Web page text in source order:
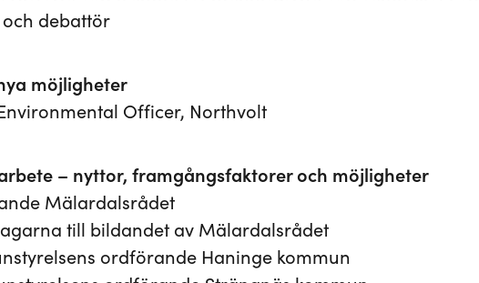
debattör
möjligheter
Officer, Northvolt
– nyttor, framgångsfaktorer och möjligheter
Mälardalsrådet
till bildandet av Mälardalsrådet
ordförande Haninge kommun